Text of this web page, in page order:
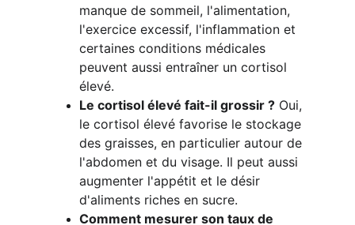
manque de sommeil, l'alimentation,
l'exercice excessif, l'inflammation et
certaines conditions médicales
peuvent aussi entraîner un cortisol
élevé.
Le cortisol élevé fait-il grossir ? Oui,
le cortisol élevé favorise le stockage
des graisses, en particulier autour de
l'abdomen et du visage. Il peut aussi
augmenter l'appétit et le désir
d'aliments riches en sucre.
Comment mesurer son taux de